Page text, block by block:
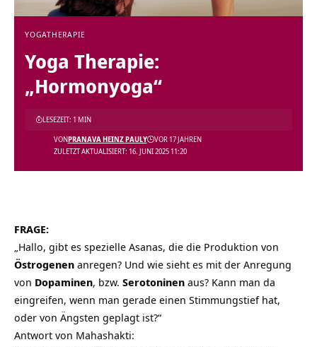
YOGATHERAPIE
Yoga Therapie:
„Hormonyoga“
ZULETZT AKTUALISIERT: 16. JUNI 2025 11:20
VONPRANAVA HEINZ PAULY VOR 17 JAHREN
LESEZEIT: 1 MIN
FRAGE:
„Hallo, gibt es spezielle Asanas, die die Produktion von
Östrogenen anregen? Und wie sieht es mit der Anregung
von Dopaminen, bzw. Serotoninen aus? Kann man da
eingreifen, wenn man gerade einen Stimmungstief hat,
oder von Ängsten geplagt ist?“
Antwort von Mahashakti: